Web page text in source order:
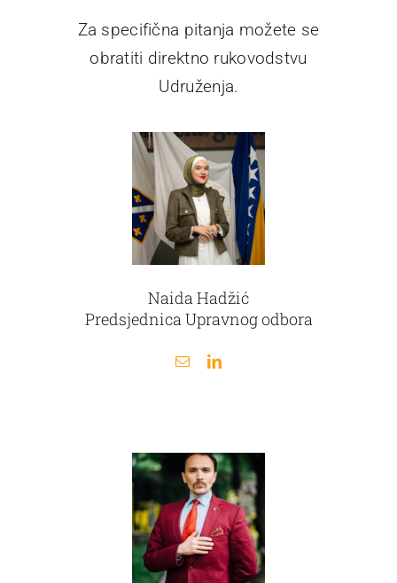
Za specifična pitanja možete se
obratiti direktno rukovodstvu
Udruženja.
Naida Hadžić
Predsjednica Upravnog odbora